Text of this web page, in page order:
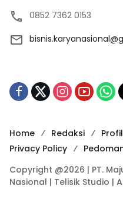
0852 7362 0153
Home Redaksi
Privacy Policy
Copyright @2026 | PT.
Nasional | Telisik Studio |